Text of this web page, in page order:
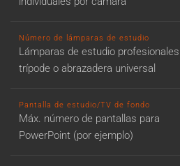
Número de lámparas de estudio
Lámparas de estudio
trípode o abrazadera universal
Pantalla de estudio/TV de fondo
Máx. número de pantallas para
PowerPoint (por ejemplo)